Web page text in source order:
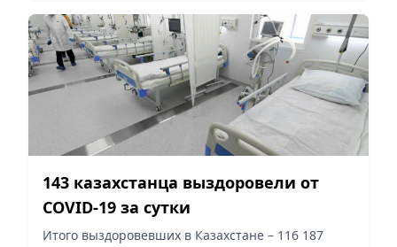
143 казахстанца выздоровели от
COVID-19 за сутки
Итого выздоровевших в Казахстане – 116 187